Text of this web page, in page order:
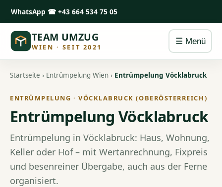
WhatsApp ☎ +43 664 534 75 05
TEAM UMZUG
WIEN · SEIT 2021
☰ Menü
Startseite › Entrümpelung Wien › Entrümpelung Vöcklabruck
ENTRÜMPELUNG · VÖCKLABRUCK (OBERÖSTERREICH)
Entrümpelung Vöcklabruck
Entrümpelung in Vöcklabruck: Haus, Wohnung,
Keller oder Hof – mit Wertanrechnung, Fixpreis
und besenreiner Übergabe, auch aus der Ferne
organisiert.